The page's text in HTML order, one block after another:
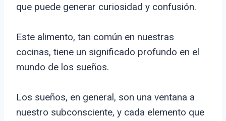
que puede generar curiosidad y confusión.
Este alimento, tan común en nuestras
cocinas, tiene un significado profundo en el
mundo de los sueños.
Los sueños, en general, son una ventana a
nuestro subconsciente, y cada elemento que